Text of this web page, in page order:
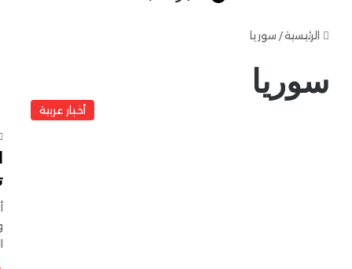
الرئيسية/ سوريا
سوريا
أخبار عربية